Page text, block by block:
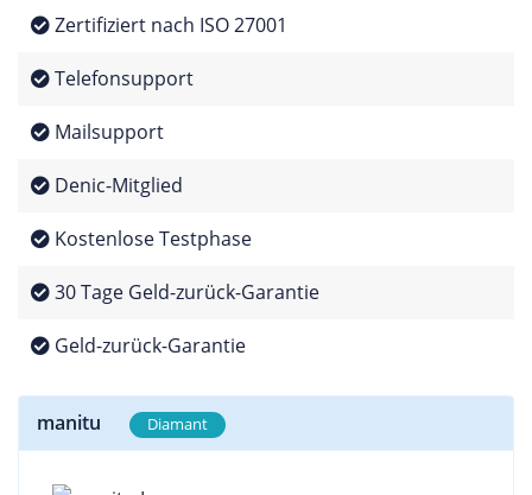
Zertifiziert nach ISO 27001
Telefonsupport
Mailsupport
Denic-Mitglied
Kostenlose Testphase
30 Tage Geld-zurück-Garantie
Geld-zurück-Garantie
manitu Diamant